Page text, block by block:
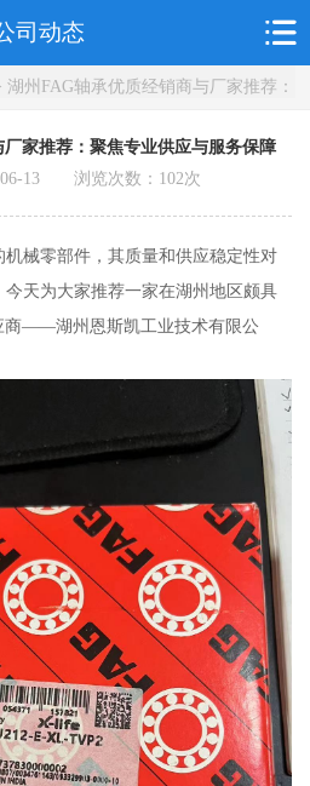
司动态
州FAG轴承优质经销商与厂家推荐：
家推荐：聚焦专业供应与服务保障
06-13 浏览次数： 102次
械零部件，其质量和供应稳定性对
天为大家推荐一家在湖州地区颇具
商——湖州恩斯凯工业技术有限公